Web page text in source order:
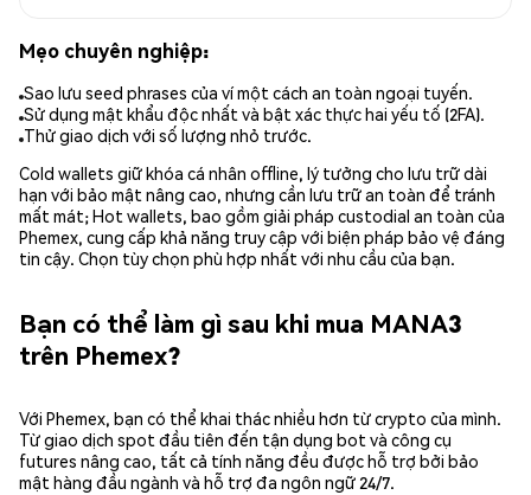
Mẹo chuyên nghiệp:
Sao lưu seed phrases của ví một cách an toàn ngoại tuyến.
Sử dụng mật khẩu độc nhất và bật xác thực hai yếu tố (2FA).
Thử giao dịch với số lượng nhỏ trước.
Cold wallets giữ khóa cá nhân offline, lý tưởng cho lưu trữ dài
hạn với bảo mật nâng cao, nhưng cần lưu trữ an toàn để tránh
mất mát; Hot wallets, bao gồm giải pháp custodial an toàn của
Phemex, cung cấp khả năng truy cập với biện pháp bảo vệ đáng
tin cậy. Chọn tùy chọn phù hợp nhất với nhu cầu của bạn.
Bạn có thể làm gì sau khi mua MANA3
trên Phemex?
Với Phemex, bạn có thể khai thác nhiều hơn từ crypto của mình.
Từ giao dịch spot đầu tiên đến tận dụng bot và công cụ
futures nâng cao, tất cả tính năng đều được hỗ trợ bởi bảo
mật hàng đầu ngành và hỗ trợ đa ngôn ngữ 24/7.